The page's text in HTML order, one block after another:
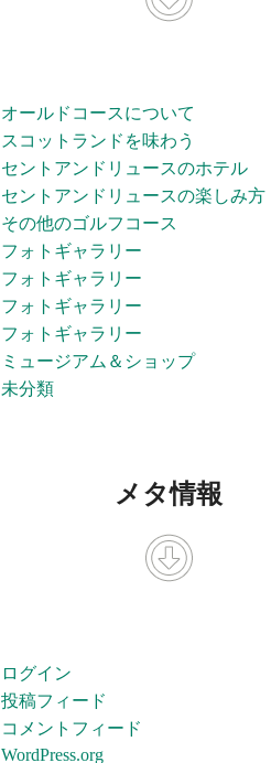
オールドコースについて
スコットランドを味わう
セントアンドリュースのホテル
セントアンドリュースの楽しみ方
その他のゴルフコース
フォトギャラリー
フォトギャラリー
フォトギャラリー
フォトギャラリー
ミュージアム＆ショップ
未分類
メタ情報
ログイン
投稿フィード
コメントフィード
WordPress.org